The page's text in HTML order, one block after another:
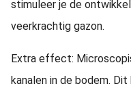
stimuleer je de
veerkrachtig gazon.
Extra effect:
kanalen in de bodem.